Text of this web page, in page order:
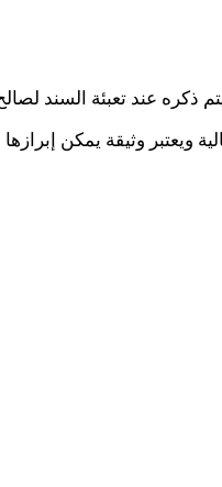
عند تعبئة السند
ويعتبر وثيقة يمكن